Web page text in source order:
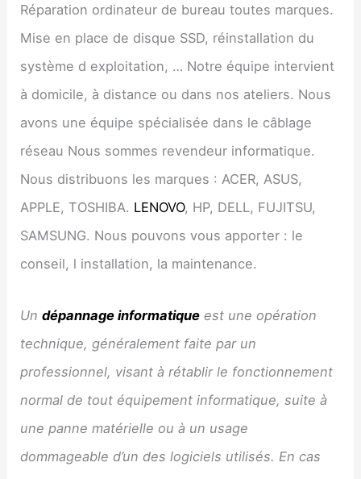
Réparation ordinateur de bureau toutes marques.
Mise en place de disque SSD, réinstallation du
système d exploitation, … Notre équipe intervient
à domicile, à distance ou dans nos ateliers. Nous
avons une équipe spécialisée dans le câblage
réseau Nous sommes revendeur informatique.
Nous distribuons les marques : ACER, ASUS,
APPLE, TOSHIBA. LENOVO, HP, DELL, FUJITSU,
SAMSUNG. Nous pouvons vous apporter : le
conseil, l installation, la maintenance.
Undépannage informatique est une opération
technique, généralement faite par un
professionnel, visant à rétablir le fonctionnement
normal de tout équipement informatique, suite à
une panne matérielle ou à un usage
dommageable d’un des logiciels utilisés. En cas